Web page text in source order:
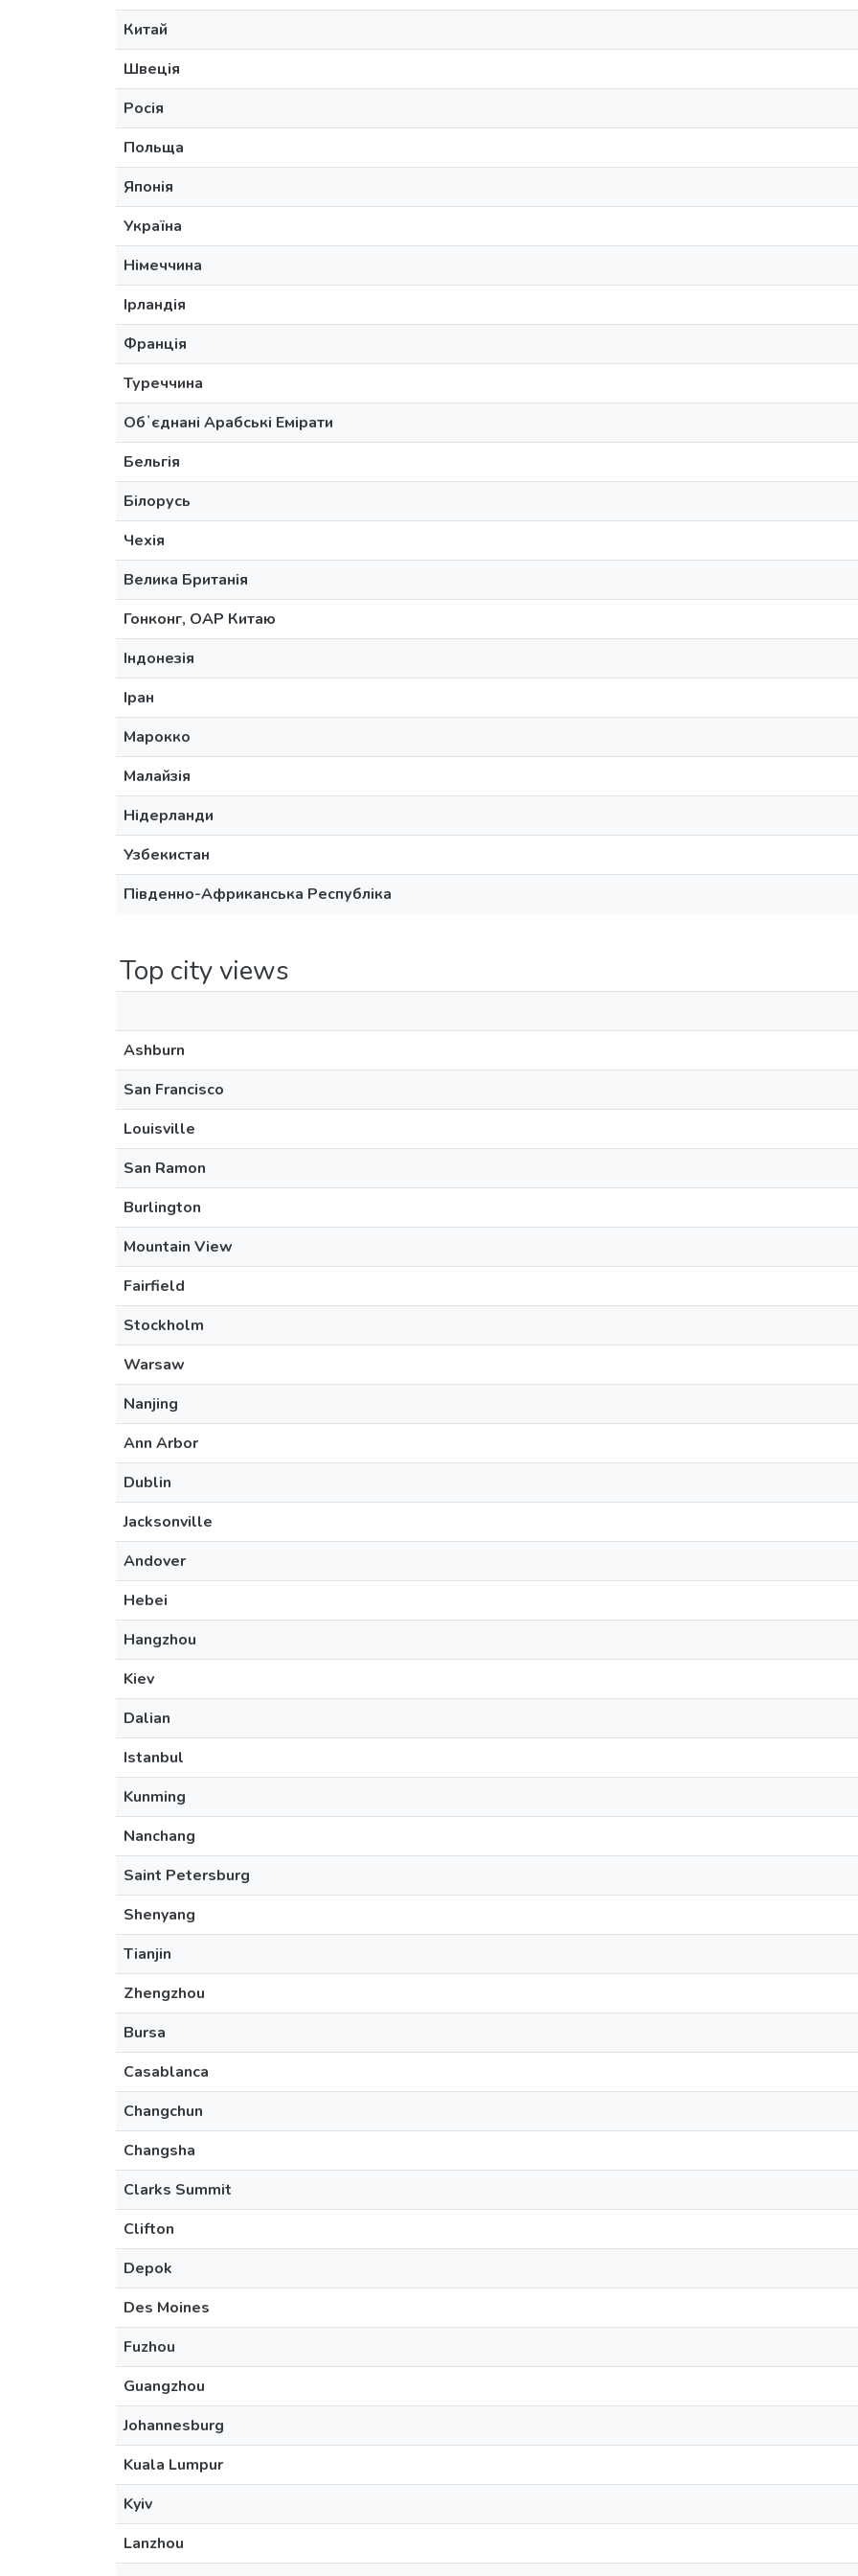
Китай
Швеція
Росія
Польща
Японія
Україна
Німеччина
Ірландія
Франція
Туреччина
Обʼєднані Арабські Емірати
Бельгія
Білорусь
Чехія
Велика Британія
Гонконг, ОАР Китаю
Індонезія
Іран
Марокко
Малайзія
Нідерланди
Узбекистан
Південно-Африканська Республіка
Top city views
Ashburn
San Francisco
Louisville
San Ramon
Burlington
Mountain View
Fairfield
Stockholm
Warsaw
Nanjing
Ann Arbor
Dublin
Jacksonville
Andover
Hebei
Hangzhou
Kiev
Dalian
Istanbul
Kunming
Nanchang
Saint Petersburg
Shenyang
Tianjin
Zhengzhou
Bursa
Casablanca
Changchun
Changsha
Clarks Summit
Clifton
Depok
Des Moines
Fuzhou
Guangzhou
Johannesburg
Kuala Lumpur
Kyiv
Lanzhou